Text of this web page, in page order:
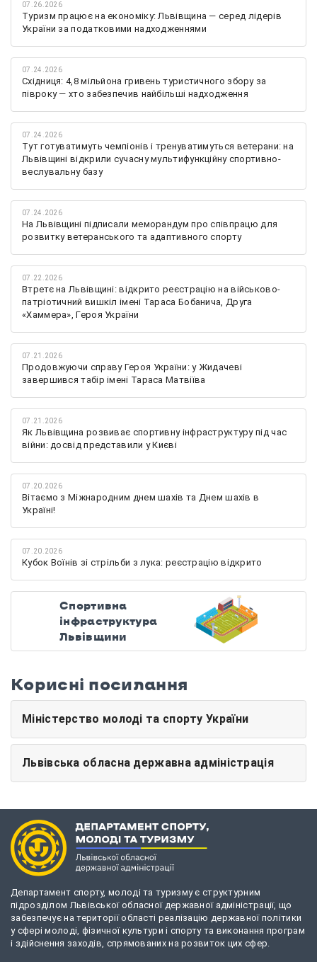
07.26.2026
Туризм працює на економіку: Львівщина — серед лідерів
України за податковими надходженнями
07.24.2026
Східниця: 4,8 мільйона гривень туристичного збору за
півроку — хто забезпечив найбільші надходження
07.24.2026
Тут готуватимуть чемпіонів і тренуватимуться ветерани: на
Львівщині відкрили сучасну мультифункційну спортивно-
веслувальну базу
07.24.2026
На Львівщині підписали меморандум про співпрацю для
розвитку ветеранського та адаптивного спорту
07.22.2026
Втретє на Львівщині: відкрито реєстрацію на військово-
патріотичний вишкіл імені Тараса Бобанича, Друга
«Хаммера», Героя України
07.21.2026
Продовжуючи справу Героя України: у Жидачеві
завершився табір імені Тараса Матвіїва
07.21.2026
Як Львівщина розвиває спортивну інфраструктуру під час
війни: досвід представили у Києві
07.20.2026
Вітаємо з Міжнародним днем шахів та Днем шахів в
Україні!
07.20.2026
Кубок Воїнів зі стрільби з лука: реєстрацію відкрито
Спортивна
інфраструктура
Львівщини
Корисні посилання
Міністерство молоді та спорту України
Львівська обласна державна адміністрація
Департамент спорту, молоді та туризму є структурним
підрозділом Львівської обласної державної адміністрації, що
забезпечує на території області реалізацію державної політики
у сфері молоді, фізичної культури і спорту та виконання програм
і здійснення заходів, спрямованих на розвиток цих сфер.